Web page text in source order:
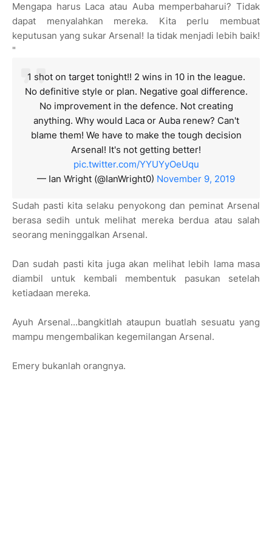
Mengapa harus Laca atau Auba memperbaharui? Tidak
dapat menyalahkan mereka. Kita perlu membuat
keputusan yang sukar Arsenal! Ia tidak menjadi lebih baik!
"
1 shot on target tonight!! 2 wins in 10 in the league.
No definitive style or plan. Negative goal difference.
No improvement in the defence. Not creating
anything. Why would Laca or Auba renew? Can't
blame them! We have to make the tough decision
Arsenal! It's not getting better!
pic.twitter.com/YYUYyOeUqu
— Ian Wright (@IanWright0) November 9, 2019
Sudah pasti kita selaku penyokong dan peminat Arsenal
berasa sedih untuk melihat mereka berdua atau salah
seorang meninggalkan Arsenal.
Dan sudah pasti kita juga akan melihat lebih lama masa
diambil untuk kembali membentuk pasukan setelah
ketiadaan mereka.
Ayuh Arsenal...bangkitlah ataupun buatlah sesuatu yang
mampu mengembalikan kegemilangan Arsenal.
Emery bukanlah orangnya.